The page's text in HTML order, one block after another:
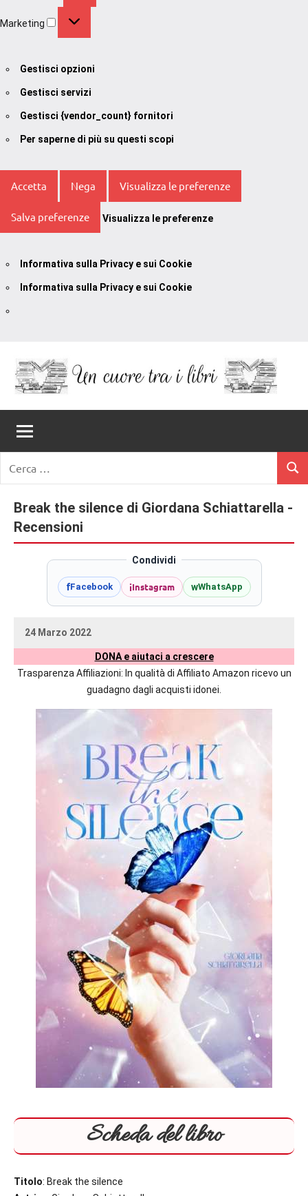
Marketing
Gestisci opzioni
Gestisci servizi
Gestisci {vendor_count} fornitori
Per saperne di più su questi scopi
Accetta Nega Visualizza le preferenze
Salva preferenze Visualizza le preferenze
Informativa sulla Privacy e sui Cookie
Informativa sulla Privacy e sui Cookie
contenuto
Un
Cuore
Tra
I
Libri
romanzi
romance
e
non
solo.
Recensioni,
delle
autrici
straniere.
per:
Break the silence di Giordana Schiattarella -
Recensioni
Condividi
fFacebook iInstagram wWhatsApp
24 Marzo 2022
DONA e aiutaci a crescere
Trasparenza Affiliazioni: In qualità di Affiliato Amazon ricevo un
guadagno dagli acquisti idonei.
Scheda del libro
Titolo: Break the silence